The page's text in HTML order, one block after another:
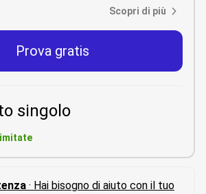
Scopri di più
Prova gratis
singolo
· Hai bisogno di aiuto con il tuo